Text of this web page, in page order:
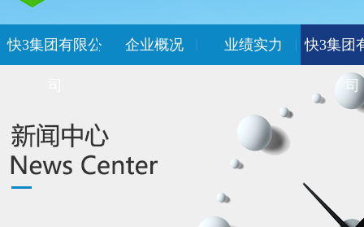
快3集团有限公 企业概况 业绩实力 快3集团
司